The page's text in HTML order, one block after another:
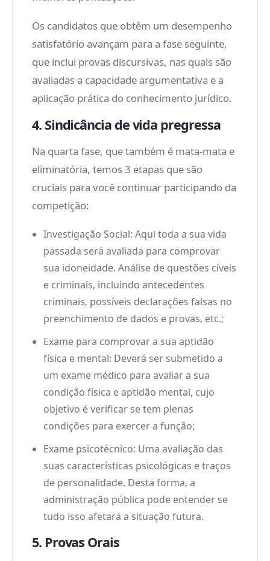
Os candidatos que obtêm um desempenho
satisfatório avançam para a fase seguinte,
que inclui provas discursivas, nas quais são
avaliadas a capacidade argumentativa e a
aplicação prática do conhecimento jurídico.
4. Sindicância de vida pregressa
Na quarta fase, que também é mata-mata e
eliminatória, temos 3 etapas que são
cruciais para você continuar participando da
competição:
Investigação Social: Aqui toda a sua vida
passada será avaliada para comprovar
sua idoneidade. Análise de questões cíveis
e criminais, incluindo antecedentes
criminais, possíveis declarações falsas no
preenchimento de dados e provas, etc.;
Exame para comprovar a sua aptidão
física e mental: Deverá ser submetido a
um exame médico para avaliar a sua
condição física e aptidão mental, cujo
objetivo é verificar se tem plenas
condições para exercer a função;
Exame psicotécnico: Uma avaliação das
suas características psicológicas e traços
de personalidade. Desta forma, a
administração pública pode entender se
tudo isso afetará a situação futura.
5. Provas Orais